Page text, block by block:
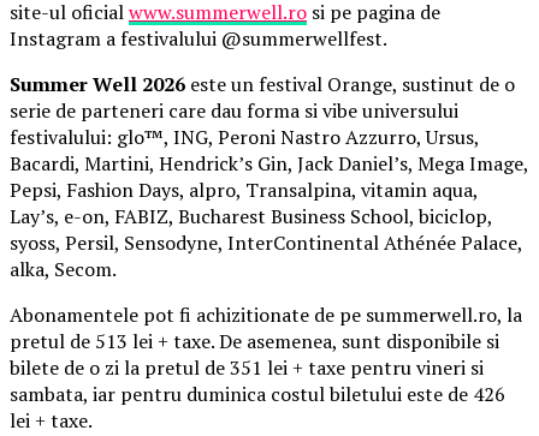
site-ul oficialwww.summerwell.ro si pe pagina de
Instagram a festivalului @summerwellfest.
Summer Well 2026 este un festival Orange, sustinut de o
serie de parteneri care dau forma si vibe universului
festivalului: glo™, ING, Peroni Nastro Azzurro, Ursus,
Bacardi, Martini, Hendrick’s Gin, Jack Daniel’s, Mega Image,
Pepsi, Fashion Days, alpro, Transalpina, vitamin aqua,
Lay’s, e-on, FABIZ, Bucharest Business School, biciclop,
syoss, Persil, Sensodyne, InterContinental Athénée Palace,
alka, Secom.
Abonamentele pot fi achizitionate de pe summerwell.ro, la
pretul de 513 lei + taxe. De asemenea, sunt disponibile si
bilete de o zi la pretul de 351 lei + taxe pentru vineri si
sambata, iar pentru duminica costul biletului este de 426
lei + taxe.